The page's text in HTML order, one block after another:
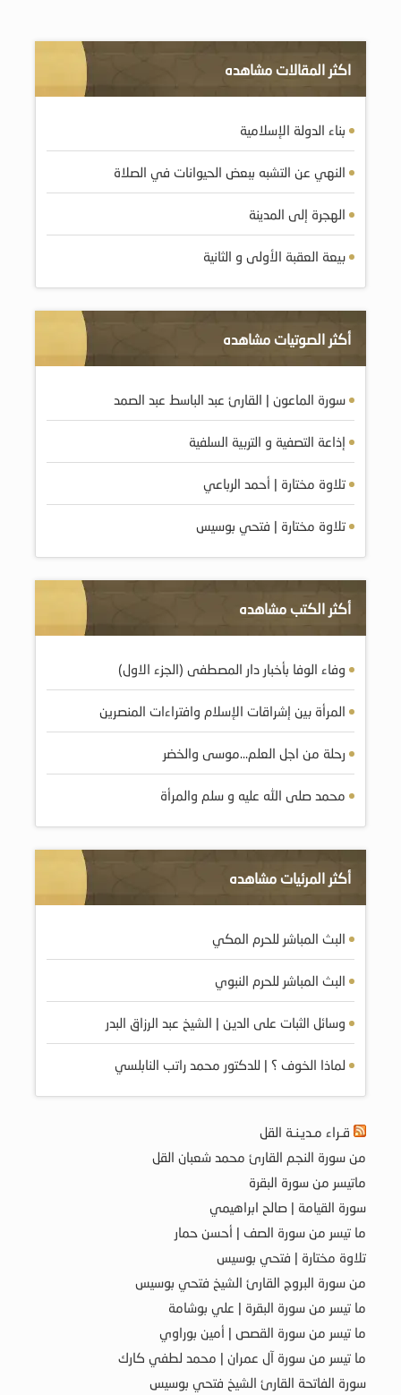
اكثر المقالات مشاهده
بناء الدولة الإسلامية
النهي عن التشبه ببعض الحيوانات في الصلاة
الهجرة إلى المدينة
بيعة العقبة الأولى و الثانية
أكثر الصوتيات مشاهده
سورة الماعون | القارئ عبد الباسط عبد الصمد
إذاعة التصفية و التربية السلفية
تلاوة مختارة | أحمد الرباعي
تلاوة مختارة | فتحي بوسيس
أكثر الكتب مشاهده
وفاء الوفا بأخبار دار المصطفى (الجزء الاول)
المرأة بين إشراقات الإسلام وافتراءات المنصرين
رحلة من اجل العلم…موسى والخضر
محمد صلى الله عليه و سلم والمرأة
أكثر المرئيات مشاهده
البث المباشر للحرم المكي
البث المباشر للحرم النبوي
وسائل الثبات على الدين | الشيخ عبد الرزاق البدر
لماذا الخوف ؟ | للدكتور محمد راتب النابلسي
قـراء مـديـنـة القل
من سورة النجم القارئ محمد شعبان القل
ماتيسر من سورة البقرة
سورة القيامة | صالح ابراهيمي
ما تيسر من سورة الصف | أحسن حمار
تلاوة مختارة | فتحي بوسيس
من سورة البروج القارئ الشيخ فتحي بوسيس
ما تيسر من سورة البقرة | علي بوشامة
ما تيسر من سورة القصص | أمين بوراوي
ما تيسر من سورة آل عمران | محمد لطفي كارك
سورة الفاتحة القارئ الشيخ فتحي بوسيس